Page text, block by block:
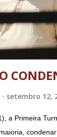
setembro 12,
a Primeira